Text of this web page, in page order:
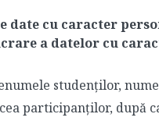
date cu caracter
a datelor cu
studenților,
participanților, după